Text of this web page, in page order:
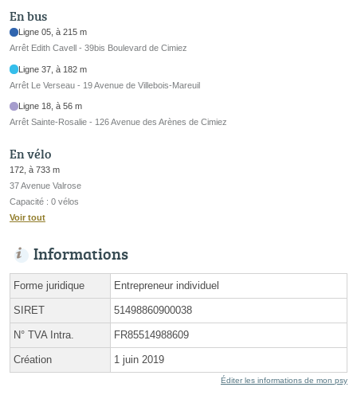
En bus
Ligne 05, à 215 m
Arrêt Edith Cavell - 39bis Boulevard de Cimiez
Ligne 37, à 182 m
Arrêt Le Verseau - 19 Avenue de Villebois-Mareuil
Ligne 18, à 56 m
Arrêt Sainte-Rosalie - 126 Avenue des Arènes de Cimiez
En vélo
172, à 733 m
37 Avenue Valrose
Capacité : 0 vélos
Voir tout
Informations
Forme juridique Entrepreneur individuel
SIRET 51498860900038
N° TVA Intra. FR85514988609
Création 1 juin 2019
Éditer les informations de mon psy